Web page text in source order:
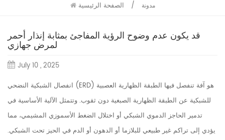
الصفحة الرئيسية / مدونة
قد يكون عدم وضوح الرؤية المفاجئ بمثابة إنذار أحمر
لمرض جهازي
July 10 , 2025
انفصال الشبكية النضحي (ERD) هو آفة تنفصل فيها الطبقة الظهارية العصبية
للشبكية عن الطبقة الظهارية الصبغية دون ثقوب. وتتمثل الآلية الأساسية في
تدمير الحاجز الدموي الشبكي أو اختلال الضغط الأسموزي المشيمي، مما
يؤدي إلى تراكم غير طبيعي للبلازما أو الدهون أو الدم في الحيز تحت الشبكي.